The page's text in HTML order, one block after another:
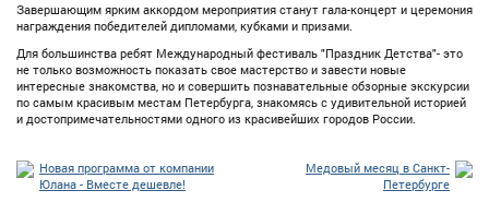
Завершающим ярким аккордом мероприятия станут гала-концерт и церемония
награждения победителей дипломами, кубками и призами.
Для большинства ребят Международный фестиваль "Праздник Детства"- это
не только возможность показать свое мастерство и завести новые
интересные знакомства, но и совершить познавательные обзорные экскурсии
по самым красивым местам Петербурга, знакомясь с удивительной историей
и достопримечательностями одного из красивейших городов России.
Новая программа от компании
Юлана - Вместе дешевле!
Медовый месяц в Санкт-
Петербурге